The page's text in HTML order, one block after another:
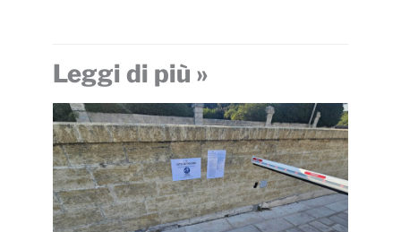
Leggi di più »